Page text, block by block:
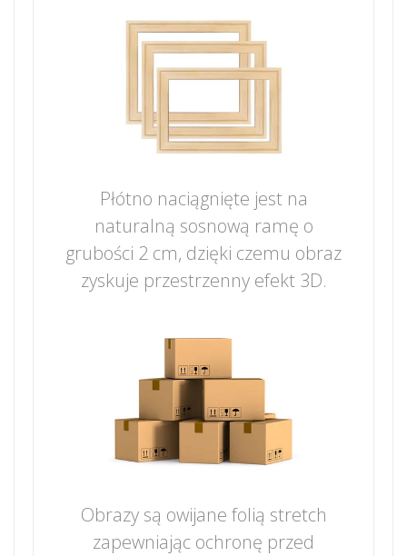
Płótno naciągnięte jest na
naturalną sosnową ramę o
grubości 2 cm, dzięki czemu obraz
zyskuje przestrzenny efekt 3D.
Obrazy są owijane folią stretch
zapewniając ochronę przed